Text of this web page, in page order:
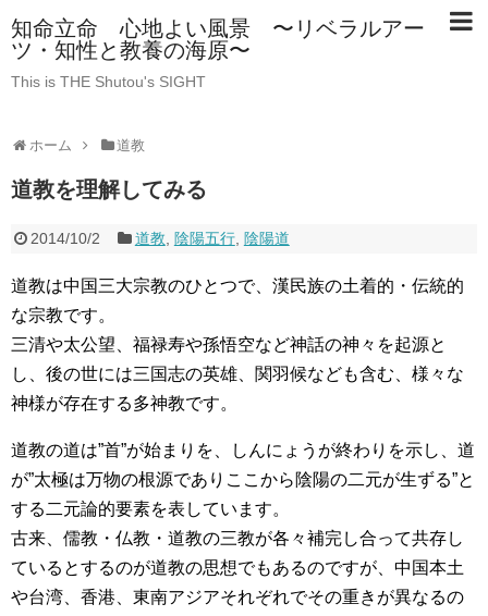
知命立命 心地よい風景 〜リベラルアー
ツ・知性と教養の海原〜
This is THE Shutou's SIGHT
ホーム 道教
道教を理解してみる
2014/10/2 道教 陰陽五行, 陰陽道
道教は中国三大宗教のひとつで、漢民族の土着的・伝統的
な宗教です。
三清や太公望、福禄寿や孫悟空など神話の神々を起源と
し、後の世には三国志の英雄、関羽候なども含む、様々な
神様が存在する多神教です。
道教の道は”首”が始まりを、しんにょうが終わりを示し、道
が”太極は万物の根源でありここから陰陽の二元が生ずる”と
する二元論的要素を表しています。
古来、儒教・仏教・道教の三教が各々補完し合って共存し
ているとするのが道教の思想でもあるのですが、中国本土
や台湾、香港、東南アジアそれぞれでその重きが異なるの